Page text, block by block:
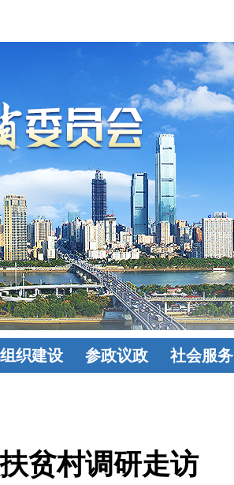
组织建设
态
活力基
监督委员
参政议政
社会服务
共建
贫村调研走访